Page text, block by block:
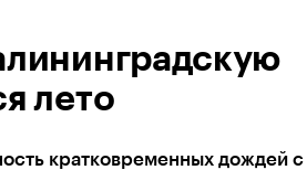
лето
кратковременных дождей с